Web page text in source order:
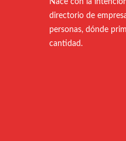
Nace con la
directorio de
personas, dónde
cantidad.